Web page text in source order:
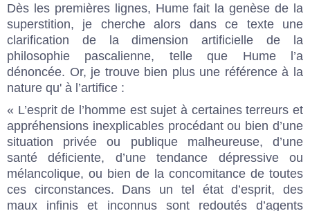
Dès les premières lignes, Hume fait la genèse de la
superstition, je cherche alors dans ce texte une
clarification de la dimension artificielle de la
philosophie pascalienne, telle que Hume l’a
dénoncée. Or, je trouve bien plus une référence à la
nature qu' à l’artifice :
« L’esprit de l’homme est sujet à certaines terreurs et
appréhensions inexplicables procédant ou bien d’une
situation privée ou publique malheureuse, d’une
santé déficiente, d’une tendance dépressive ou
mélancolique, ou bien de la concomitance de toutes
ces circonstances. Dans un tel état d’esprit, des
maux infinis et inconnus sont redoutés d’agents